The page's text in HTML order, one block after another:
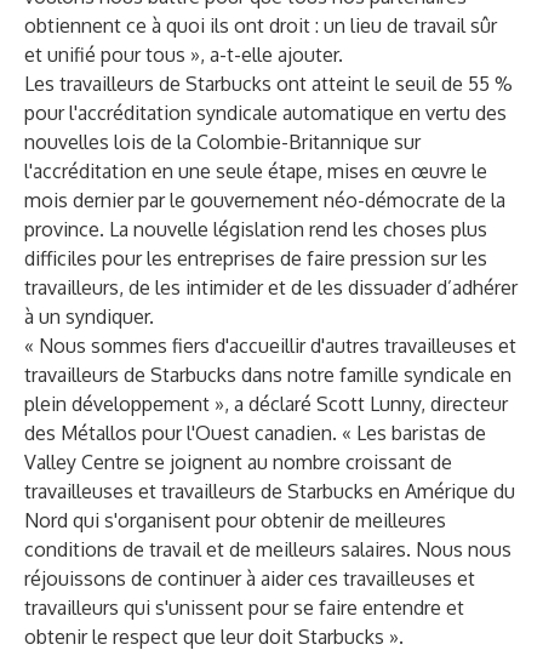
obtiennent ce à quoi ils ont droit : un lieu de travail sûr
et unifié pour tous », a-t-elle ajouter.
Les travailleurs de Starbucks ont atteint le seuil de 55 %
pour l'accréditation syndicale automatique en vertu des
nouvelles lois de la Colombie-Britannique sur
l'accréditation en une seule étape, mises en œuvre le
mois dernier par le gouvernement néo-démocrate de la
province. La nouvelle législation rend les choses plus
difficiles pour les entreprises de faire pression sur les
travailleurs, de les intimider et de les dissuader d’adhérer
à un syndiquer.
« Nous sommes fiers d'accueillir d'autres travailleuses et
travailleurs de Starbucks dans notre famille syndicale en
plein développement », a déclaré Scott Lunny, directeur
des Métallos pour l'Ouest canadien. « Les baristas de
Valley Centre se joignent au nombre croissant de
travailleuses et travailleurs de Starbucks en Amérique du
Nord qui s'organisent pour obtenir de meilleures
conditions de travail et de meilleurs salaires. Nous nous
réjouissons de continuer à aider ces travailleuses et
travailleurs qui s'unissent pour se faire entendre et
obtenir le respect que leur doit Starbucks ».